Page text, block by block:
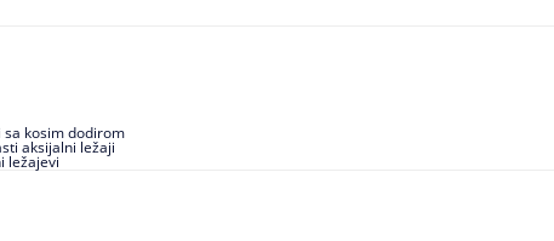
sa kosim dodirom
aksijalni ležaji
ležajevi